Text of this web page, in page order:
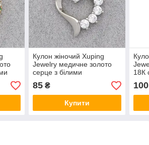
Кулон жіночий Xuping
Jewelry медичне золото
серце з білими
кристалами розмір виробу
15х15 мм
85₴
Купити
18К
100